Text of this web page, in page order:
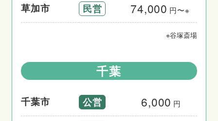
草加市 民営 74,000 円〜※
※谷塚斎場
千葉
千葉市 公営 6,000 円